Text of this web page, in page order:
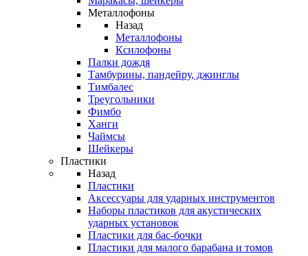
Металлофоны
Назад
Металлофоны
Ксилофоны
Палки дождя
Тамбурины, пандейру, джинглы
Тимбалес
Треугольники
Фимбо
Ханги
Чаймсы
Шейкеры
Пластики
Назад
Пластики
Аксессуары для ударных инструментов
Наборы пластиков для акустических
ударных установок
Пластики для бас-бочки
Пластики для малого барабана и томов